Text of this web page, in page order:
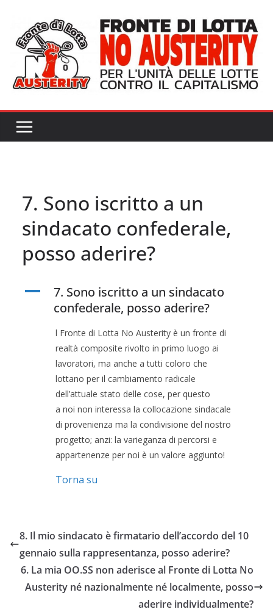
contenuto
7. Sono iscritto a un
sindacato confederale,
posso aderire?
A
7. Sono iscritto a un sindacato
confederale, posso aderire?
l Fronte di Lotta No Austerity è un fronte di
realtà composite rivolto in primo luogo ai
lavoratori, ma anche a tutti coloro che
lottano per il cambiamento radicale
dell’attuale stato delle cose, per questo
a noi non interessa la collocazione sindacale
di provenienza ma la condivisione del nostro
progetto; anzi: la varieganza di percorsi e
appartenenze per noi è un valore aggiunto!
Torna su
8. Il mio sindacato è firmatario dell’accordo del 10
gennaio sulla rappresentanza, posso aderire?
6. La mia OO.SS non aderisce al Fronte di Lotta No
Austerity né nazionalmente né localmente, posso
aderire individualmente?